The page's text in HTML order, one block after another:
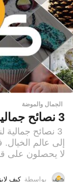
الجمال والموضة
3 نصائح جمالية لنومِك
3 نصائح
إلى عالم
لا يحصلون على
بواسطة كيف لابز